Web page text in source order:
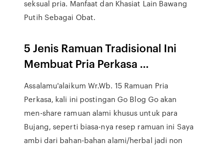
seksual pria. Manfaat dan Khasiat Lain Bawang
Putih Sebagai Obat.
5 Jenis Ramuan Tradisional Ini
Membuat Pria Perkasa ...
Assalamu'alaikum Wr.Wb. 15 Ramuan Pria
Perkasa, kali ini postingan Go Blog Go akan
men-share ramuan alami khusus untuk para
Bujang, seperti biasa-nya resep ramuan ini Saya
ambi dari bahan-bahan alami/herbal jadi non